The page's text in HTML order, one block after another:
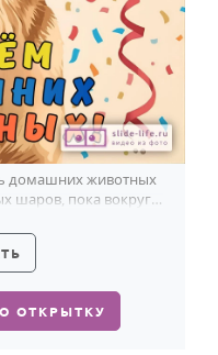
домашних животных
шаров, пока вокруг
ОТКРЫТКУ